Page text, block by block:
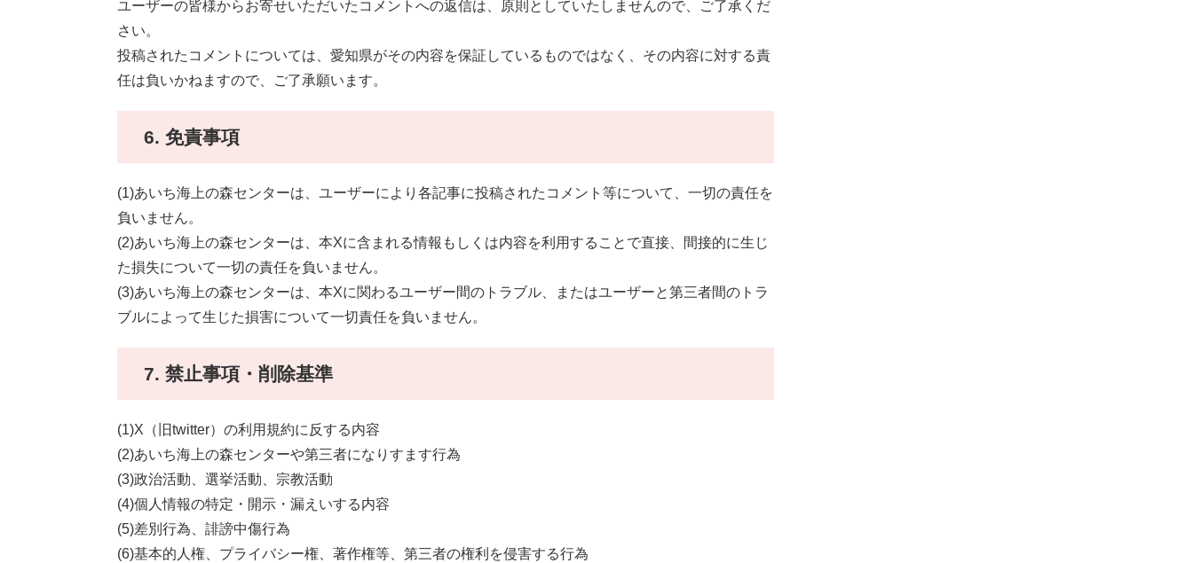
ユーザーの皆様からお寄せいただいたコメントへの返信は、原則としていたしませんので、ご了承くだ
さい。
投稿されたコメントについては、愛知県がその内容を保証しているものではなく、その内容に対する責
任は負いかねますので、ご了承願います。
6. 免責事項
(1)あいち海上の森センターは、ユーザーにより各記事に投稿されたコメント等について、一切の責任を
負いません。
(2)あいち海上の森センターは、本Xに含まれる情報もしくは内容を利用することで直接、間接的に生じ
た損失について一切の責任を負いません。
(3)あいち海上の森センターは、本Xに関わるユーザー間のトラブル、またはユーザーと第三者間のトラ
ブルによって生じた損害について一切責任を負いません。
7. 禁止事項・削除基準
(1)X（旧twitter）の利用規約に反する内容
(2)あいち海上の森センターや第三者になりすます行為
(3)政治活動、選挙活動、宗教活動
(4)個人情報の特定・開示・漏えいする内容
(5)差別行為、誹謗中傷行為
(6)基本的人権、プライバシー権、著作権等、第三者の権利を侵害する行為